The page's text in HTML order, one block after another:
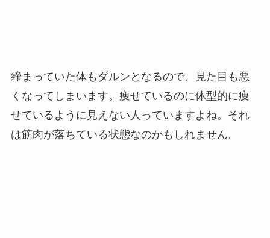
締まっていた体もダルンとなるので、見た目も悪
くなってしまいます。痩せているのに体型的に痩
せているように見えない人っていますよね。それ
は筋肉が落ちている状態なのかもしれません。